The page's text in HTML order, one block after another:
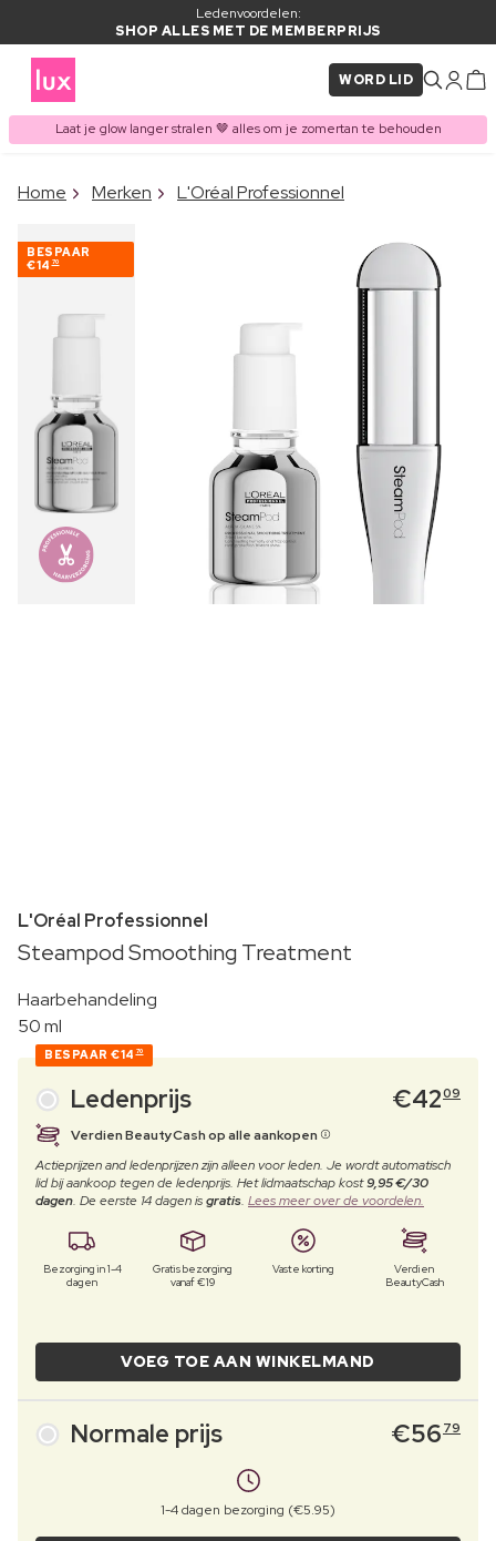
Ledenvoordelen:
SHOP ALLES MET DE MEMBERPRIJS
WORD LID
Laat je glow langer stralen 🤎 alles om je zomertan te behouden
ITEM TOEGEVOEGD AAN
Home Merken L'Oréal Professionnel
BESPAAR
€14 70
L'Oréal Professionnel
Steampod Smoothing Treatment
Haarbehandeling
50 ml
BESPAAR €14 70
Ledenprijs €4209
Verdien BeautyCash op alle aankopen
Actieprijzen and ledenprijzen zijn alleen voor leden. Je wordt automatisch
lid bij aankoop tegen de ledenprijs. Het lidmaatschap kost9,95 €/30
dagen. De eerste 14 dagen isgratis. Lees meer over de voordelen.
Bezorging in 1-4
dagen
Gratis bezorging
vanaf €19
Vaste korting
Verdien
BeautyCash
VOEG TOE AAN WINKELMAND
Normale prijs €56 79
1-4 dagen bezorging (€5.95)